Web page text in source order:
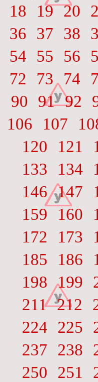
18
19 20
36
37 38
54
55 56
72
73 74
90
91 92
106
107
120
121
133
134
146 147
159
160
172
173
185
186
198 199
211 212
224
225
237
238
250
251